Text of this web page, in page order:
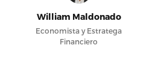
William Maldonado
Economista y Estratega
Financiero